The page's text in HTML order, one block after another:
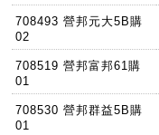
708493 營邦元大5B購
02
708519 營邦富邦61購
01
708530 營邦群益5B購
01